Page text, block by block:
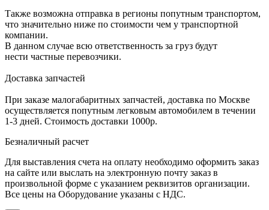
Также возможна отправка в регионы попутным транспортом,
что значительно ниже по стоимости чем у транспортной
компании.
В данном случае всю ответственность за груз будут
нести частные перевозчики.
Доставка запчастей
При заказе малогабаритных запчастей, доставка по Москве
осуществляется попутным легковым автомобилем в течении
1-3 дней. Стоимость доставки 1000р.
Безналичный расчет
Для выставления счета на оплату необходимо оформить заказ
на сайте или выслать на электронную почту заказ в
произвольной форме с указанием реквизитов организации.
Все цены на Оборудование указаны с НДС.